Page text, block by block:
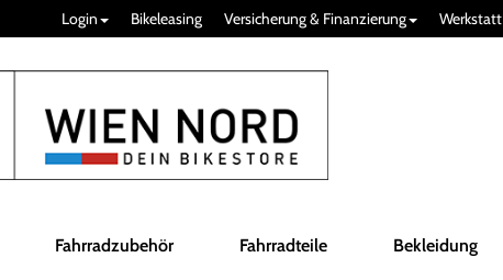
Login Bikeleasing Versicherung & Finanzierung Werkstatt
Fahrradzubehör Fahrradteile Bekleidung